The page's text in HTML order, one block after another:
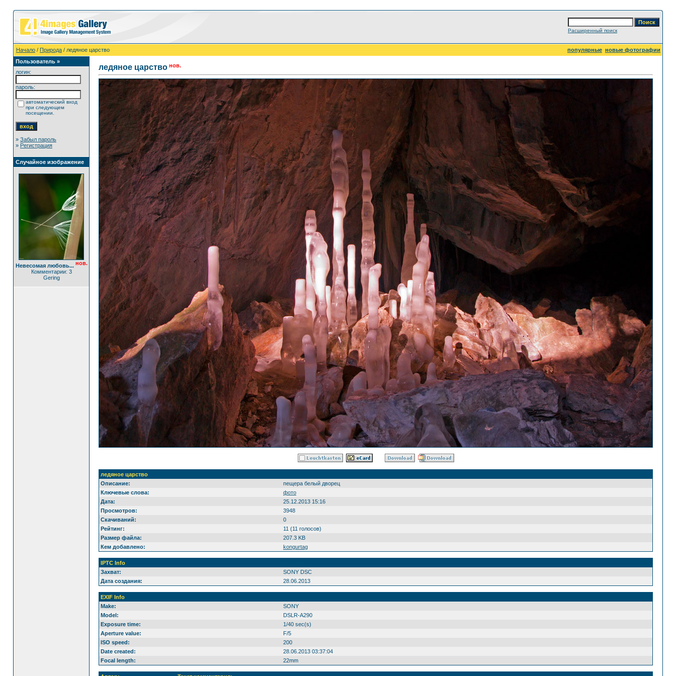
Расширенный поиск
Начало / Природа / ледяное царство популярные новые фотографии
Пользователь »
логин:
пароль:
автоматический вход
при следующем
посещении.
» Забыл пароль
» Регистрация
Случайное изображение
Невесомая любовь... нов.
Комментарии: 3
Gering
ледяное царство нов.
ледяное царство
Описание:
пещера белый дворец
Ключевые слова:
фото
Дата:
25.12.2013 15:16
Просмотров:
3948
Скачиваний:
0
Рейтинг:
11 (11 голосов)
Размер файла:
207.3 KB
Кем добавлено:
kongurtag
IPTC Info
Захват:
SONY DSC
Дата создания:
28.06.2013
EXIF Info
Make:
SONY
Model:
DSLR-A290
Exposure time:
1/40 sec(s)
Aperture value:
F/5
ISO speed:
200
Date created:
28.06.2013 03:37:04
Focal length:
22mm